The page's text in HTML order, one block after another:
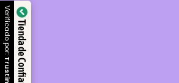
Tienda de Confianza
Verificado por: